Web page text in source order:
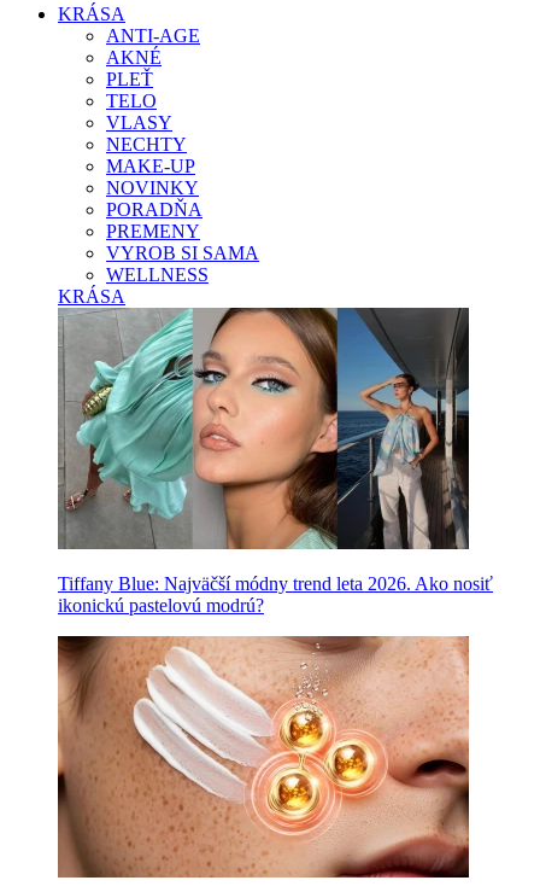
KRÁSA
ANTI-AGE
AKNÉ
PLEŤ
TELO
VLASY
NECHTY
MAKE-UP
NOVINKY
PORADŇA
PREMENY
VYROB SI SAMA
WELLNESS
KRÁSA
Tiffany Blue: Najväčší módny trend leta 2026. Ako nosiť
ikonickú pastelovú modrú?